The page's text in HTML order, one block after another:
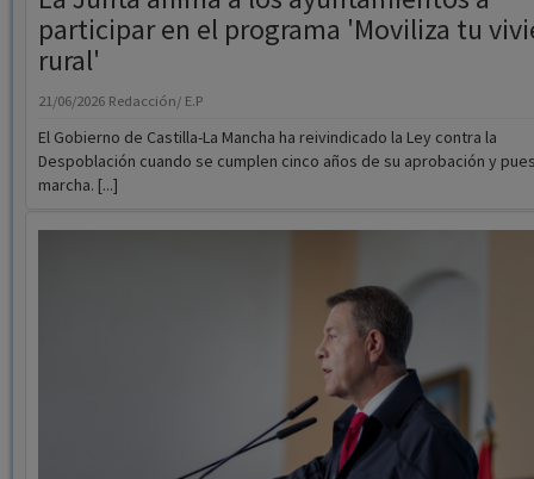
21/06/2026 Redacción/ E.P
El Gobierno de Castilla-La Mancha ha reivindicado la Ley contra la
Despoblación cuando se cumplen cinco años de su aprobación y
marcha. [...]